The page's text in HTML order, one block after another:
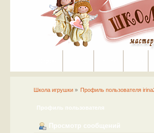
Школа игрушки» Профиль пользователя
Профиль пользователя
Просмотр сообщений